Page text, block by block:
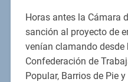
Horas antes la Cámara
sanción al proyecto de
venían clamando
Confederación de
Popular, Barrios de Pie